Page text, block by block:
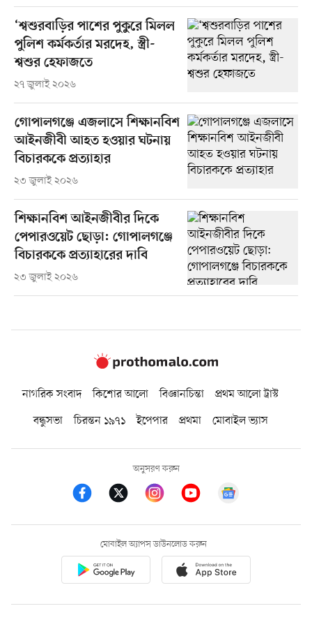
‘শ্বশুরবাড়ির পাশের পুকুরে মিলল
পুলিশ কর্মকর্তার মরদেহ, স্ত্রী-
শ্বশুর হেফাজতে
২৭ জুলাই ২০২৬
গোপালগঞ্জে এজলাসে শিক্ষানবিশ
আইনজীবী আহত হওয়ার ঘটনায়
বিচারককে প্রত্যাহার
২৩ জুলাই ২০২৬
শিক্ষানবিশ আইনজীবীর দিকে
পেপারওয়েট ছোড়া: গোপালগঞ্জে
বিচারককে প্রত্যাহারের দাবি
২৩ জুলাই ২০২৬
নাগরিক সংবাদ কিশোর আলো বিজ্ঞানচিন্তা
প্রথম আলো ট্রাস্ট
বন্ধুসভা
চিরন্তন ১৯৭১ ইপেপার প্রথমা মোবাইল ভ্যাস
অনুসরণ করুন
মোবাইল অ্যাপস ডাউনলোড করুন